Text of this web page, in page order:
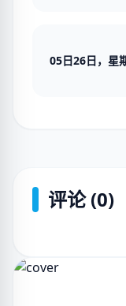
05日26日，星
评论 (0)